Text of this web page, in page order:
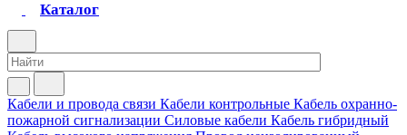
Каталог
Кабели и провода связи Кабели контрольные Кабель охранно-
пожарной сигнализации Силовые кабели Кабель гибридный